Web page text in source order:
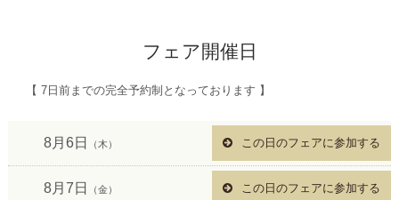
フェア開催日
【 7日前までの完全予約制となっております 】
8月6日 （木） この日のフェアに参加する
8月7日 （金） この日のフェアに参加する